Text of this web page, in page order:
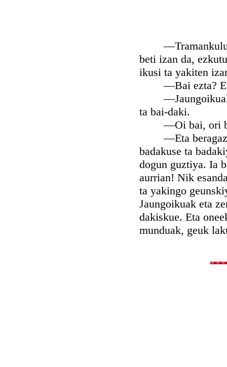
—Tramankulu
beti izan da,
ikusi ta yakiten
—Bai ezta? Eta
—Jaungoikuak
ta bai-daki.
—Oi bai, ori
—Eta beragaz
badakuse ta
dogun guztiya. Ia
aurrian! Nik
ta yakingo
Jaungoikuak eta
dakiskue. Eta
munduak, geuk